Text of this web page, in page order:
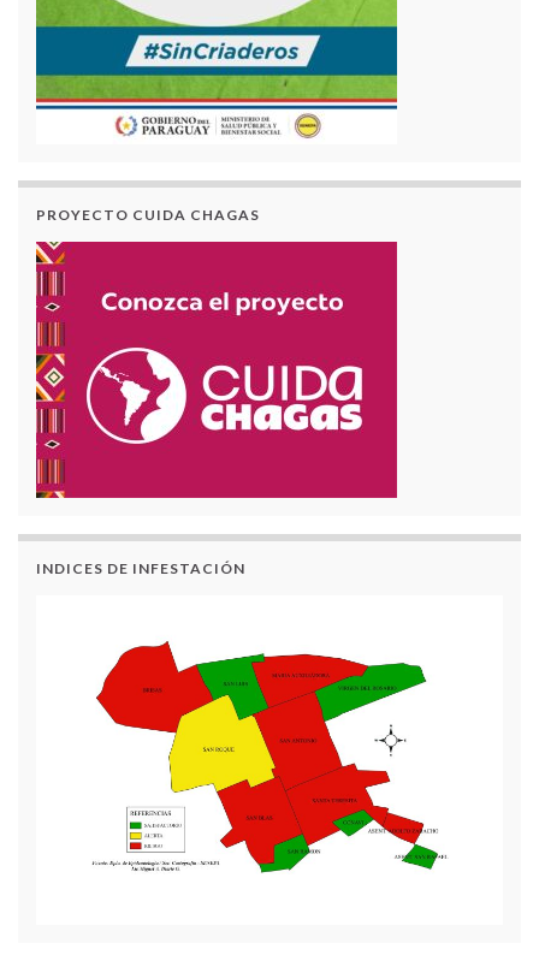
PROYECTO CUIDA CHAGAS
INDICES DE INFESTACIÓN